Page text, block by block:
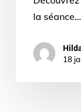
la séance…
18